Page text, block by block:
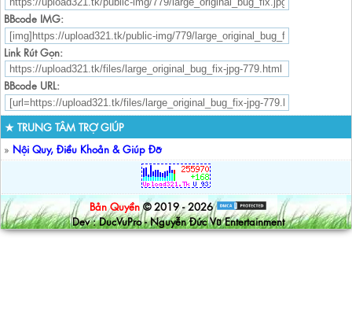
BBcode IMG:
Link Rút Gọn:
BBcode URL:
★ TRUNG TÂM TRỢ GIÚP
» Nội Quy, Điều Khoản & Giúp Đỡ
Bản Quyền © 2019 - 2026
Dev : DucVuPro - Nguyễn Đức Vũ Entertainment